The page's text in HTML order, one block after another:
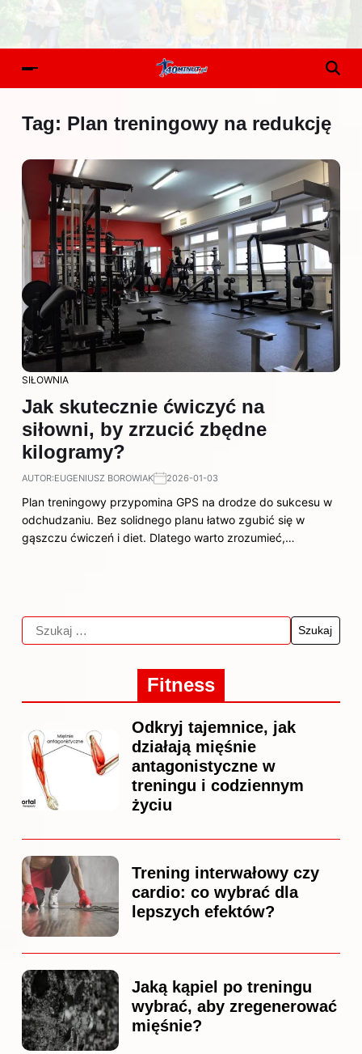
Tag: Plan treningowy na redukcję
SIŁOWNIA
Jak skutecznie ćwiczyć na
siłowni, by zrzucić zbędne
kilogramy?
AUTOR:EUGENIUSZ BOROWIAK 2026-01-03
Plan treningowy przypomina GPS na drodze do sukcesu w
odchudzaniu. Bez solidnego planu łatwo zgubić się w
gąszczu ćwiczeń i diet. Dlatego warto zrozumieć,…
Fitness
Odkryj tajemnice, jak
działają mięśnie
antagonistyczne w
treningu i codziennym
życiu
Trening interwałowy czy
cardio: co wybrać dla
lepszych efektów?
Jaką kąpiel po treningu
wybrać, aby zregenerować
mięśnie?